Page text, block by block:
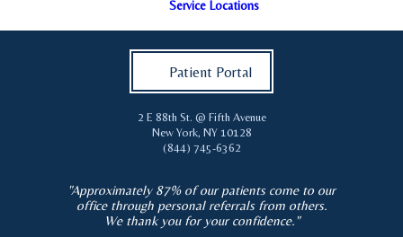
Service Locations
Patient Portal
2 E 88th St. @ Fifth Avenue
New York, NY 10128
(844) 745-6362
"Approximately 87% of our patients come to our
office through personal referrals from others.
We thank you for your confidence."